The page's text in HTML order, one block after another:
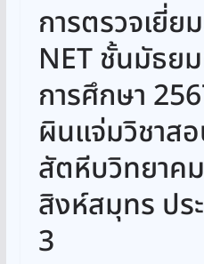
การตรวจเยี่
NET ชั้นมัธย
การศึกษา
ผินแจ่มวิชาสอ
สัตหีบวิทยาคม
สิงห์สมุทร ปร
3